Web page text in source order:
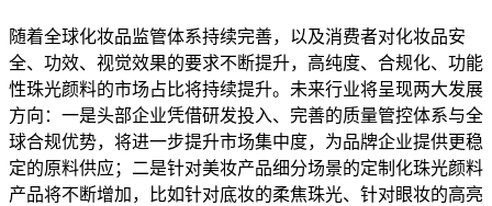
随着全球化妆品监管体系持续完善，以及消费者对化妆品安
全、功效、视觉效果的要求不断提升，高纯度、合规化、功能
性珠光颜料的市场占比将持续提升。未来行业将呈现两大发展
方向：一是头部企业凭借研发投入、完善的质量管控体系与全
球合规优势，将进一步提升市场集中度，为品牌企业提供更稳
定的原料供应；二是针对美妆产品细分场景的定制化珠光颜料
产品将不断增加，比如针对底妆的柔焦珠光、针对眼妆的高亮